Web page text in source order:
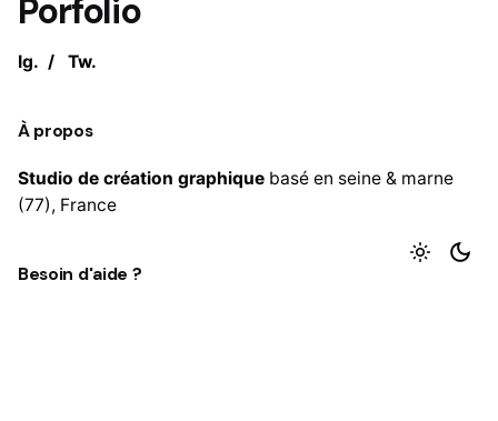
Porfolio
Ig. / Tw.
À propos
Studio de création graphique basé en seine & marne
(77), France
Besoin d'aide ?